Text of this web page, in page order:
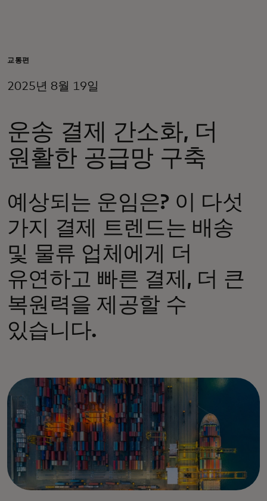
비즈니스 고객
이노베이터
교통편
2025년 8월 19일
운송 결제 간소화, 더
원활한 공급망 구축
예상되는 운임은? 이 다섯
가지 결제 트렌드는 배송
및 물류 업체에게 더
유연하고 빠른 결제, 더 큰
복원력을 제공할 수
있습니다.